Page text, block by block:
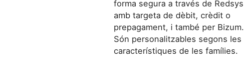
forma segura a través de Redsys
amb targeta de dèbit, crèdit o
prepagament, i també per Bizum.
Són personalitzables segons les
característiques de les famílies.